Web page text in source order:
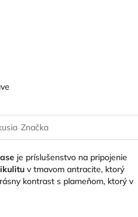
Značka
je príslušenstvo na pripojenie
v tmavom antracite, ktorý
kontrast s plameňom, ktorý v